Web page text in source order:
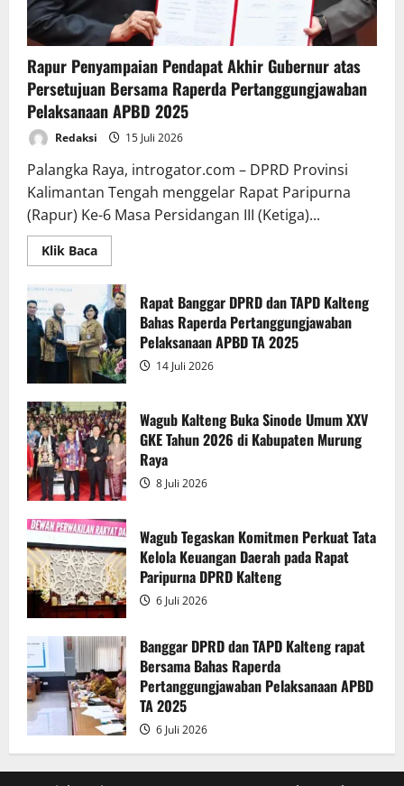
Rapur Penyampaian Pendapat Akhir Gubernur atas
Persetujuan Bersama Raperda Pertanggungjawaban
Pelaksanaan APBD 2025
Redaksi 15 Juli 2026
Palangka Raya, introgator.com – DPRD Provinsi
Kalimantan Tengah menggelar Rapat Paripurna
(Rapur) Ke-6 Masa Persidangan III (Ketiga)...
Klik BacaRead
more
Rapur
Penyampaian
Pendapat
Akhir
Gubernur
atas
Persetujuan
Bersama
Raperda
Pertanggungjawaban
Pelaksanaan
APBD
2025
Rapat Banggar DPRD dan TAPD Kalteng
Bahas Raperda Pertanggungjawaban
Pelaksanaan APBD TA 2025
14 Juli 2026
Wagub Kalteng Buka Sinode Umum XXV
GKE Tahun 2026 di Kabupaten Murung
Raya
8 Juli 2026
Wagub Tegaskan Komitmen Perkuat Tata
Kelola Keuangan Daerah pada Rapat
Paripurna DPRD Kalteng
6 Juli 2026
Banggar DPRD dan TAPD Kalteng rapat
Bersama Bahas Raperda
Pertanggungjawaban Pelaksanaan APBD
TA 2025
6 Juli 2026